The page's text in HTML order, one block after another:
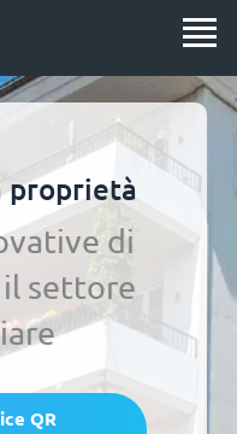
proprietà
di
il settore
QR